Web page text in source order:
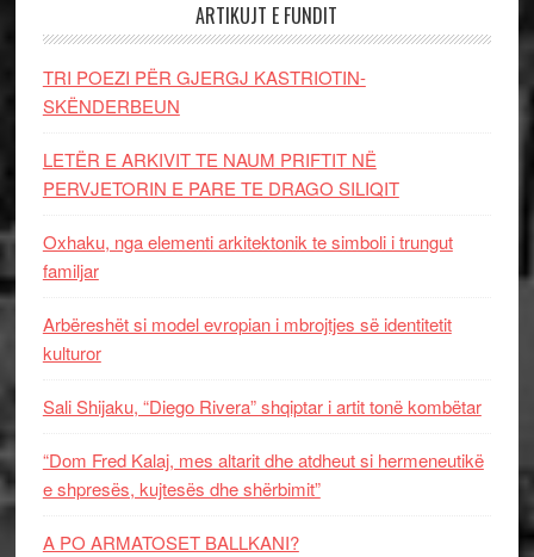
ARTIKUJT E FUNDIT
TRI POEZI PËR GJERGJ KASTRIOTIN-
SKËNDERBEUN
LETËR E ARKIVIT TE NAUM PRIFTIT NË
PERVJETORIN E PARE TE DRAGO SILIQIT
Oxhaku, nga elementi arkitektonik te simboli i trungut
familjar
Arbëreshët si model evropian i mbrojtjes së identitetit
kulturor
Sali Shijaku, “Diego Rivera” shqiptar i artit tonë kombëtar
“Dom Fred Kalaj, mes altarit dhe atdheut si hermeneutikë
e shpresës, kujtesës dhe shërbimit”
A PO ARMATOSET BALLKANI?